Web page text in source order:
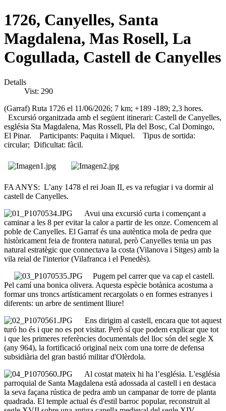
1726, Canyelles, Santa
Magdalena, Mas Rosell, La
Cogullada, Castell de Canyelles
Detalls
Vist: 290
(Garraf) Ruta 1726 el 11/06/2026; 7 km; +189 -189; 2,3 hores.
Excursió organitzada amb el següent itinerari: Castell de Canyelles,
església Sta Magdalena, Mas Rossell, Pla del Bosc, Cal Domingo,
El Pinar. Participants: Paquita i Miquel. Tipus de sortida:
circular; Dificultat: fàcil.
FA ANYS: L’any 1478 el rei Joan II, es va refugiar i va dormir al
castell de Canyelles.
Avui una excursió curta i començant a
caminar a les 8 per evitar la calor a partir de les onze. Comencem al
poble de Canyelles. El Garraf és una autèntica mola de pedra que
històricament feia de frontera natural, però Canyelles tenia un pas
natural estratègic que connectava la costa (Vilanova i Sitges) amb la
vila reial de l'interior (Vilafranca i el Penedès).
Pugem pel carrer que va cap el castell.
Pel camí una bonica olivera. Aquesta espècie botànica acostuma a
formar uns troncs artísticament recargolats o en formes estranyes i
diferents: un arbre de sentiment lliure!
Ens dirigim al castell, encara que tot aquest
turó ho és i que no es pot visitar. Però sí que podem explicar que tot
i que les primeres referències documentals del lloc són del segle X
(any 964), la fortificació original neix com una torre de defensa
subsidiària del gran bastió militar d'Olèrdola.
Al costat mateix hi ha l’església. L'església
parroquial de Santa Magdalena està adossada al castell i en destaca
la seva façana rústica de pedra amb un campanar de torre de planta
quadrada. El temple actual és d'estil barroc popular, reconstruït al